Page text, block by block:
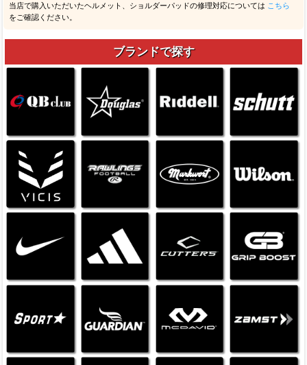
当店で購入いただいたヘルメット、ショルダーパッドの修理対応については こちら
をご確認ください。
ブランドで探す